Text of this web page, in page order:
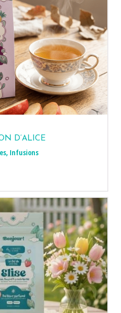
D’ALICE
, Infusions